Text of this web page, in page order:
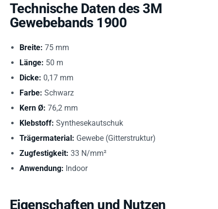
Technische Daten des 3M
Gewebebands 1900
Breite: 75 mm
Länge: 50 m
Dicke: 0,17 mm
Farbe: Schwarz
Kern Ø: 76,2 mm
Klebstoff: Synthesekautschuk
Trägermaterial: Gewebe (Gitterstruktur)
Zugfestigkeit: 33 N/mm²
Anwendung: Indoor
Eigenschaften und Nutzen